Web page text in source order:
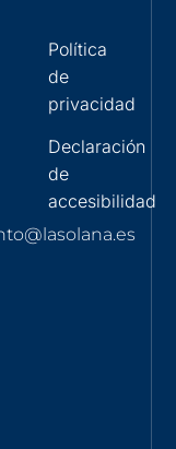
Política
de
privacidad
Declaración
de
accesibilidad